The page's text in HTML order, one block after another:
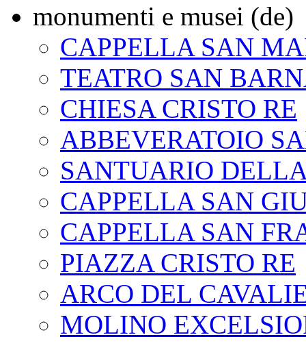
monumenti e musei (de)
CAPPELLA SAN
TEATRO SAN
CHIESA CRISTO RE
ABBEVERATOIO
SANTUARIO
CAPPELLA SAN
CAPPELLA SAN
PIAZZA CRISTO RE
ARCO DEL
MOLINO